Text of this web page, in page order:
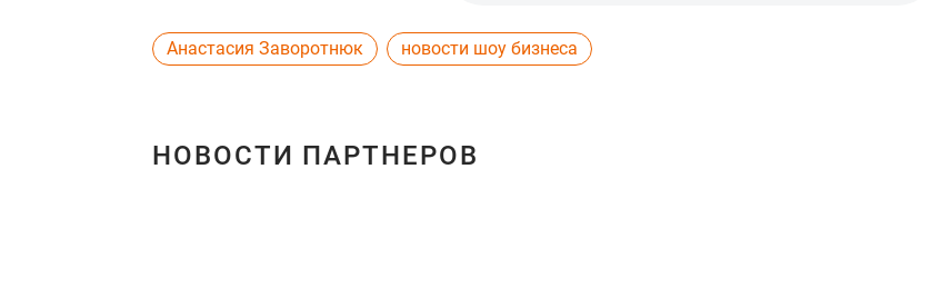
Анастасия Заворотнюк новости шоу бизнеса
НОВОСТИ ПАРТНЕРОВ